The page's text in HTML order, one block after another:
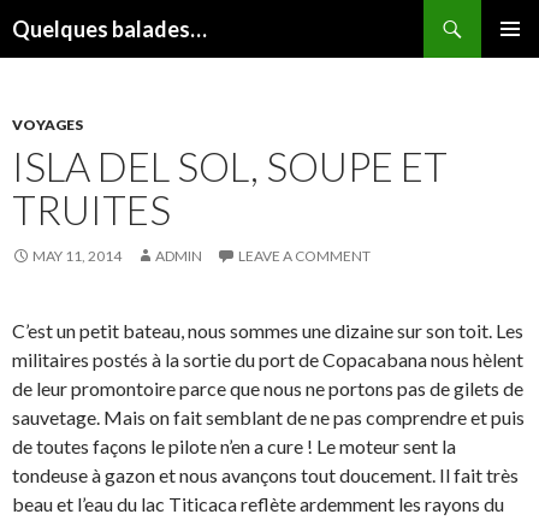
Quelques balades…
VOYAGES
ISLA DEL SOL, SOUPE ET
TRUITES
MAY 11, 2014 ADMIN LEAVE A COMMENT
C’est un petit bateau, nous sommes une dizaine sur son toit. Les
militaires postés à la sortie du port de Copacabana nous hèlent
de leur promontoire parce que nous ne portons pas de gilets de
sauvetage. Mais on fait semblant de ne pas comprendre et puis
de toutes façons le pilote n’en a cure ! Le moteur sent la
tondeuse à gazon et nous avançons tout doucement. Il fait très
beau et l’eau du lac Titicaca reflète ardemment les rayons du